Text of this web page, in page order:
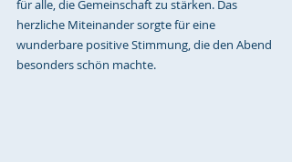
für alle, die Gemeinschaft zu stärken. Das
herzliche Miteinander sorgte für eine
wunderbare positive Stimmung, die den Abend
besonders schön machte.